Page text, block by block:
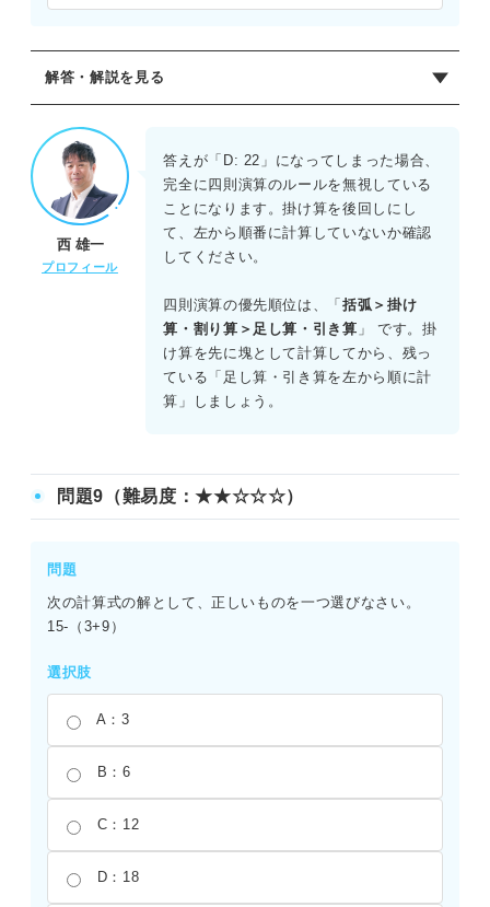
解答・解説を見る
正解：A
引き算、掛け算、足し算が混ざった式では、掛け算を最も
優先して計算する。まず、6×2を計算して12を導く。式を
整理すると15-12+4となり、あとは左から順番に計算を進め
る。15-12=3、さらに3+4を計算して7が答えとなる。計算
の順番を間違えると全く異なる数値になるため注意が必要
だ。
西 雄一
プロフィール
答えが「D: 22」になってしまった場合、
完全に四則演算のルールを無視している
ことになります。掛け算を後回しにし
て、左から順番に計算していないか確認
してください。
四則演算の優先順位は、「括弧＞掛け
算・割り算＞足し算・引き算 」 です。掛
け算を先に塊として計算してから、残っ
ている「足し算・引き算を左から順に計
算」しましょう。
問題9（難易度：★★☆☆☆）
問題
次の計算式の解として、正しいものを一つ選びなさい。
15-（3+9）
選択肢
A：3
B：6
C：12
D：18